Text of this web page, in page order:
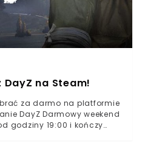
na Steam!
za darmo na platformie
DayZ Darmowy weekend
godziny 19:00 i kończy